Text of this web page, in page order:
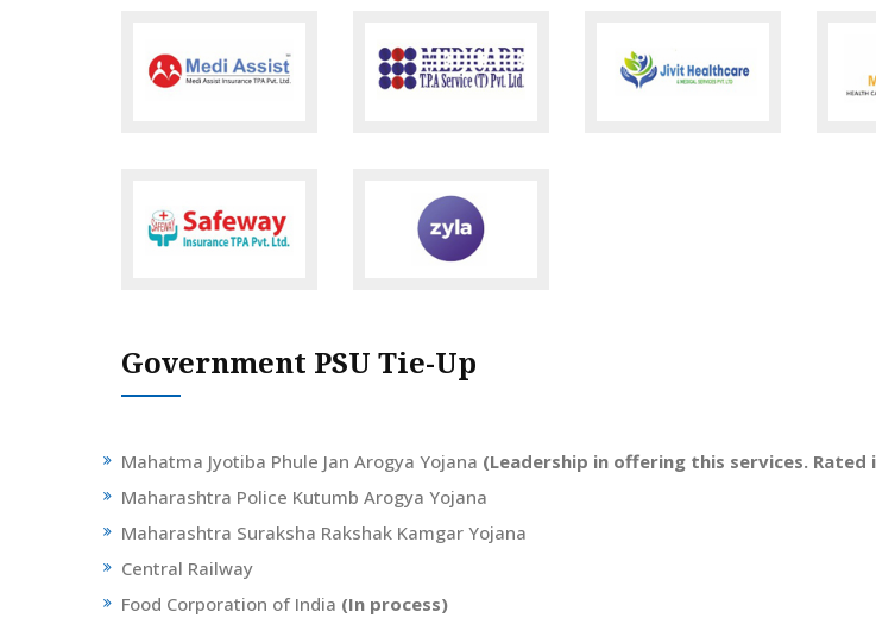
Government PSU Tie-Up
Mahatma Jyotiba Phule Jan Arogya Yojana (Leadership in offering this services.
Maharashtra Police Kutumb Arogya Yojana
Maharashtra Suraksha Rakshak Kamgar Yojana
Central Railway
Food Corporation of India (In process)